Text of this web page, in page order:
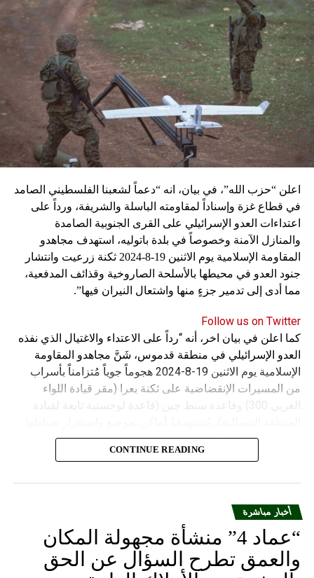
اعلن “حزب الله”، في بيان، انه “دعماً لشعبنا الفلسطيني الصامد
في قطاع غزة وإسناداً لمقاومته الباسلة ‌‏‌‏‌والشريفة، ورداً على
اعتداءات العدو الإسرائيلي على القرى الجنوبية الصامدة
والمنازل الآمنة وخصوصاً في بلدة باتوليه، استهدف مجاهدو
المقاومة الإسلامية يوم الاثنين 19-8-2024 ثكنة زرعيت وانتشار
جنود العدو في محيطها بالأسلحة الصاروخية وقذائف المدفعية،
مما أدى إلى تدمير جزءٍ منها واشتعال النيران فيها”.
Follow us on Twitter
كما اعلن في بيان اخر، أنه “رداً على الاعتداء والاغتيال الذي نفذه
العدو الإسرائيلي في منطقة قدموس، شَنَّ مجاهدو المقاومة
الإسلامية يوم الاثنين 19-8-2024 هجوماً جوياً مُتزامناً بأسراب
من المسيرات الإنقضاضية على ثكنة يعرا (مقر قيادة اللواء
الغربي 300) وقاعدة سنط جين (قاعدة لوجستية تابعة لقيادة
وجنودها وأصابت أهدافها بدقة وأوقعت فيهم عدداً من القتلى
CONTINUE READING
أخبار مباشرة
“عماد 4” منشأة مجهولة المكان
والعمق تطرح السؤال عن الحق